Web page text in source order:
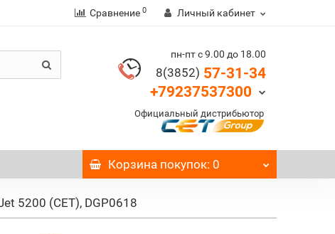
Сравнение 0 Личный кабинет
пн-пт с 9.00 до 18.00
8(3852) 57-31-34
+79237537300
Официальный дистрибьютор
Корзина покупок: 0
5200 (CET), DGP0618